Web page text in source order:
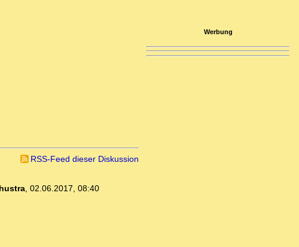
RSS-Feed dieser Diskussion
, 02.06.2017, 08:40
Werbung